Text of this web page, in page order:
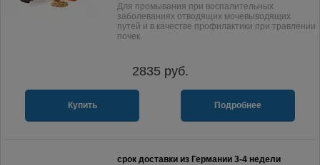
Для промывания при воспалительных
заболеваниях отводящих мочевыводящих
путей и в качестве профилактики при травлении
почек.
2835 руб.
Купить Подробнее
срок доставки из Германии 3-4 недели